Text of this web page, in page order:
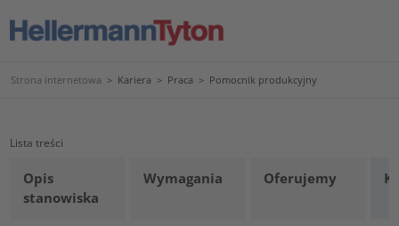
Strona internetowa > Kariera > Praca > Pomocnik produkcyjny
Lista treści
Opis
stanowiska
Wymagania Oferujemy